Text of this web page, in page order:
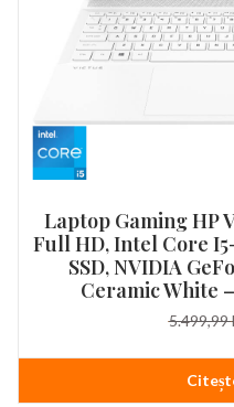
Laptop Gaming HP
Full HD, Intel Core I5-
SSD, NVIDIA
Ceramic White
5.499,99